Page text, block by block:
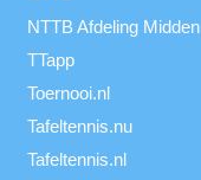
NTTB Afdeling Midden
TTapp
Toernooi.nl
Tafeltennis.nu
Tafeltennis.nl